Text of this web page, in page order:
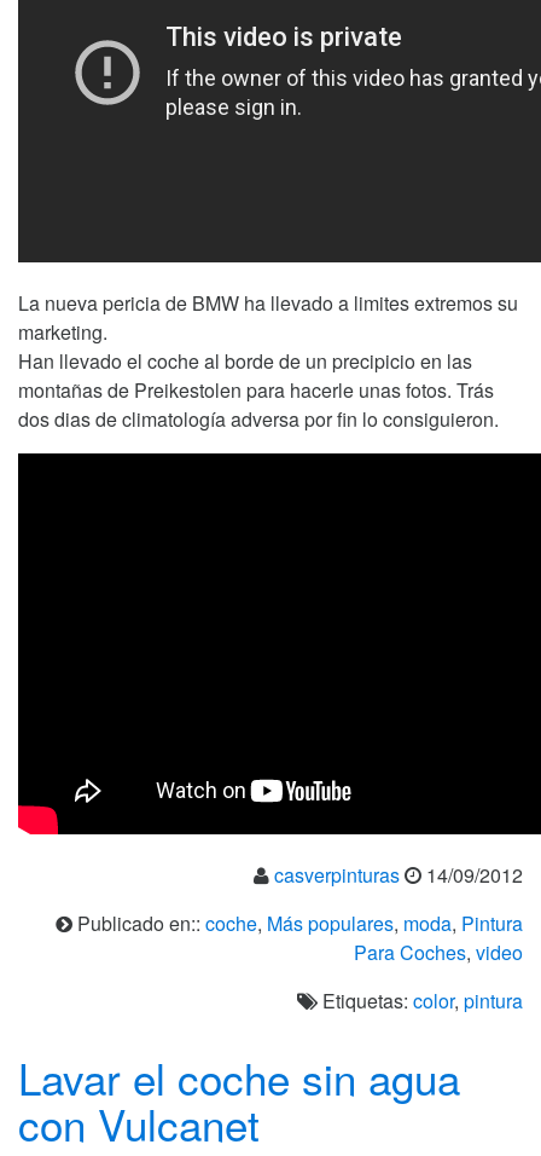
La nueva pericia de BMW ha llevado a limites extremos su
marketing.
Han llevado el coche al borde de un precipicio en las
montañas de Preikestolen para hacerle unas fotos. Trás
dos dias de climatología adversa por fin lo consiguieron.
casverpinturas
14/09/2012
Publicado en:: coche, Más populares, moda, Pintura
Para Coches, video
Etiquetas: color, pintura
Lavar el coche sin agua
con Vulcanet